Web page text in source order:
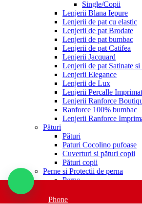
Single/Copii
Lenjerii Blana Iepure
Lenjerii de pat cu elastic
Lenjerii de pat Brodate
Lenjerii de pat bumbac
Lenjerii de pat Catifea
Lenjerii Jacquard
Lenjerii de pat Satinate
Lenjerii Elegance
Lenjerii de Lux
Lenjerii Percalle Imprimat
Lenjerii Ranforce
Ranforce 100% bumbac
Lenjerii Ranforce
Pături
Pături
Paturi Cocolino pufoase
Cuverturi si pături copii
Pături copii
Perne si Protectii de perna
Perne
Perne de lână
Phone